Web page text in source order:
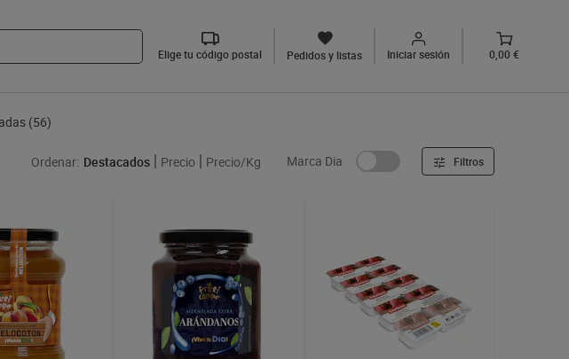
Elige tu código postal Pedidos y listas Iniciar sesión 0,00 €
(56)
Ordenar: Destacados Precio Precio/Kg Marca Dia Filtros